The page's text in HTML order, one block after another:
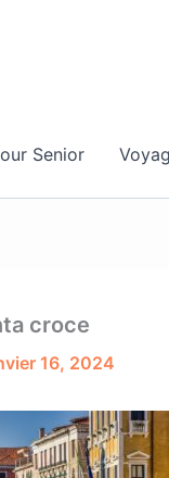
Senior
croce
16, 2024